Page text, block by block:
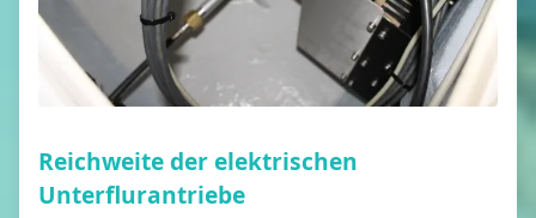
Reichweite der elektrischen
Unterflurantriebe